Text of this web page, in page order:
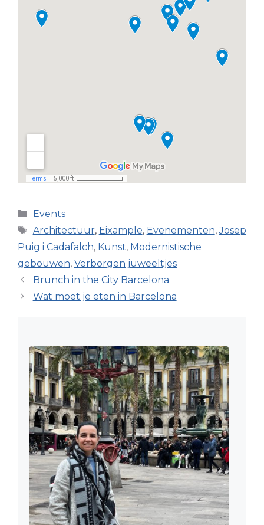
Categorieën
Events
Tags
Architectuur, Eixample, Evenementen,Josep
Puig i Cadafalch, Kunst, Modernistische
gebouwen, Verborgen juweeltjes
Brunch in the City Barcelona
Wat moet je eten in Barcelona